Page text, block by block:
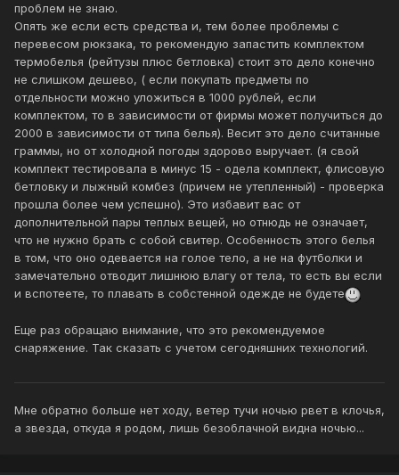
проблем не знаю.
Опять же если есть средства и, тем более проблемы с
перевесом рюкзака, то рекомендую запастить комплектом
термобелья (рейтузы плюс бетловка) стоит это дело конечно
не слишком дешево, ( если покупать предметы по
отдельности можно уложиться в 1000 рублей, если
комплектом, то в зависимости от фирмы может получиться до
2000 в зависимости от типа белья). Весит это дело считанные
граммы, но от холодной погоды здорово выручает. (я свой
комплект тестировала в минус 15 - одела комплект, флисовую
бетловку и лыжный комбез (причем не утепленный) - проверка
прошла более чем успешно). Это избавит вас от
дополнительной пары теплых вещей, но отнюдь не означает,
что не нужно брать с собой свитер. Особенность этого белья
в том, что оно одевается на голое тело, а не на футболки и
замечательно отводит лишнюю влагу от тела, то есть вы если
и вспотеете, то плавать в собстенной одежде не будете
Еще раз обращаю внимание, что это рекомендуемое
снаряжение. Так сказать с учетом сегодняшних технологий.
Мне обратно больше нет ходу, ветер тучи ночью рвет в клочья,
а звезда, откуда я родом, лишь безоблачной видна ночью...